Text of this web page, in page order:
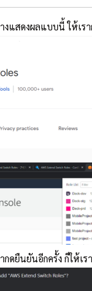
งแสดงผลแบบนี้ ให้เ
ดยืนยันอีกครั้ง ก็ให้เร